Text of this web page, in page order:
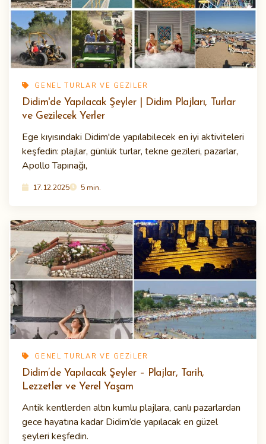
GENEL TURLAR VE GEZILER
Didim'de Yapılacak Şeyler | Didim Plajları, Turlar
ve Gezilecek Yerler
Ege kıyısındaki Didim'de yapılabilecek en iyi aktiviteleri
keşfedin: plajlar, günlük turlar, tekne gezileri, pazarlar,
Apollo Tapınağı,
17.12.2025 5 min.
GENEL TURLAR VE GEZILER
Didim’de Yapılacak Şeyler – Plajlar, Tarih,
Lezzetler ve Yerel Yaşam
Antik kentlerden altın kumlu plajlara, canlı pazarlardan
gece hayatına kadar Didim’de yapılacak en güzel
şeyleri keşfedin.